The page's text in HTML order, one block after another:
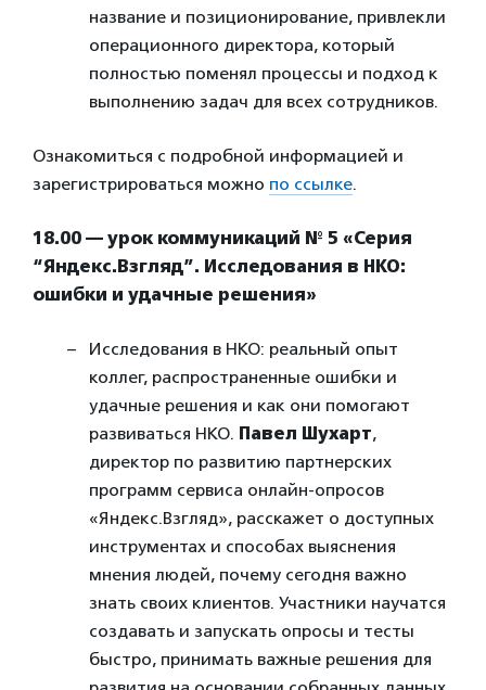
название и позиционирование, привлекли
операционного директора, который
полностью поменял процессы и подход к
выполнению задач для всех сотрудников.
Ознакомиться с подробной информацией и
зарегистрироваться можно по ссылке.
18.00 — урок коммуникаций № 5 «Серия
“Яндекс.Взгляд”. Исследования в НКО:
ошибки и удачные решения»
Исследования в НКО: реальный опыт
коллег, распространенные ошибки и
удачные решения и как они помогают
развиваться НКО. Павел Шухарт,
директор по развитию партнерских
программ сервиса онлайн-опросов
«Яндекс.Взгляд», расскажет о доступных
инструментах и способах выяснения
мнения людей, почему сегодня важно
знать своих клиентов. Участники научатся
создавать и запускать опросы и тесты
быстро, принимать важные решения для